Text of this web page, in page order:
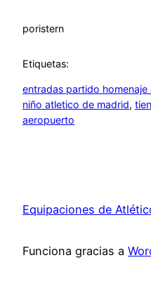
poristern
Etiquetas:
entradas partido
niño atletico de madrid,
aeropuerto
Equipaciones de
Funciona gracias a